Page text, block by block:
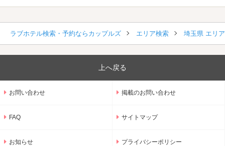
ラブホテル検索・予約ならカップルズ エリア検索 埼玉県 エリ
上へ戻る
お問い合わせ 掲載のお問い合わせ
FAQ サイトマップ
お知らせ プライバシーポリシー